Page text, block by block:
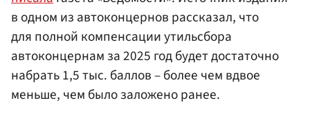
в одном из автоконцернов рассказал, что
для полной компенсации утильсбора
автоконцернам за 2025 год будет достаточно
набрать 1,5 тыс. баллов – более чем вдвое
меньше, чем было заложено ранее.